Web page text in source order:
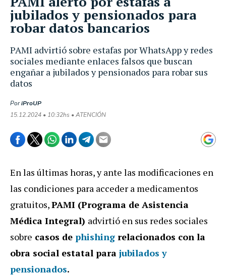
PAMI advirtió sobre estafas por WhatsApp y redes
sociales mediante enlaces falsos que buscan
engañar a jubilados y pensionados para robar sus
datos
PoriProUP
15.12.2024 • 10:32hs • ATENCIÓN
jubilados y pensionados para
robar datos bancarios
En las últimas horas, y ante las modificaciones en
las condiciones para acceder a medicamentos
gratuitos,PAMI (Programa de Asistencia
Médica Integral) advirtió en sus redes sociales
sobre casos de phishing relacionados con la
obra social estatal para jubilados y
pensionados.